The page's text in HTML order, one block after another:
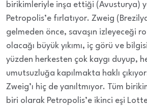
birikimleriyle inşa ettiği (Avusturya)
Petropolis’e fırlatıyor. Zweig
gelmeden önce, savaşın izleyeceği
olacağı büyük yıkımı, iç görü ve
yüzden herkesten çok kaygı duyup,
umutsuzluğa kapılmakta haklı
Zweig’ı hiç de yanıltmıyor. Tüm
biri olarak Petropolis’e ikinci eşi